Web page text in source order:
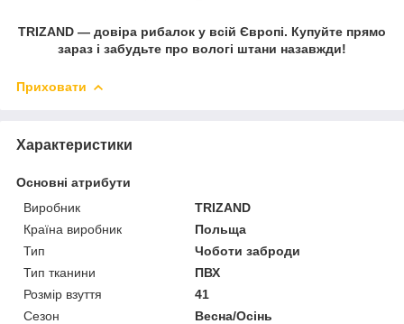
TRIZAND — довіра рибалок у всій Європі. Купуйте прямо
зараз і забудьте про вологі штани назавжди!
Приховати
Характеристики
Основні атрибути
Виробник
TRIZAND
Країна виробник
Польща
Тип
Чоботи заброди
Тип тканини
ПВХ
Розмір взуття
41
Сезон
Весна/Осінь